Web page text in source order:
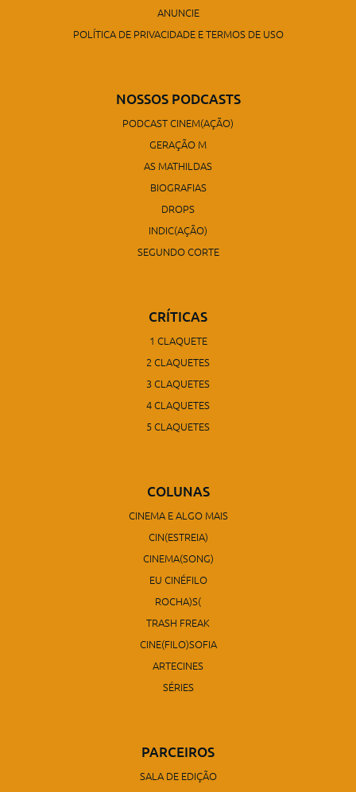
ANUNCIE
POLÍTICA DE PRIVACIDADE E TERMOS DE USO
NOSSOS PODCASTS
PODCAST CINEM(AÇÃO)
GERAÇÃO M
AS MATHILDAS
BIOGRAFIAS
DROPS
INDIC(AÇÃO)
SEGUNDO CORTE
CRÍTICAS
1 CLAQUETE
2 CLAQUETES
3 CLAQUETES
4 CLAQUETES
5 CLAQUETES
COLUNAS
CINEMA E ALGO MAIS
CIN(ESTREIA)
CINEMA(SONG)
EU CINÉFILO
ROCHA)S(
TRASH FREAK
CINE(FILO)SOFIA
ARTECINES
SÉRIES
PARCEIROS
SALA DE EDIÇÃO